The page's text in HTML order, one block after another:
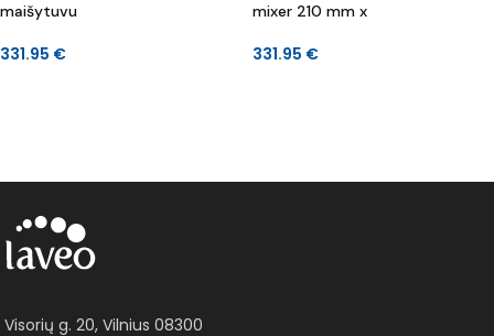
maišytuvu
331.95 €
mixer 210 mm x
331.95 €
Visorių g. 20, Vilnius 08300